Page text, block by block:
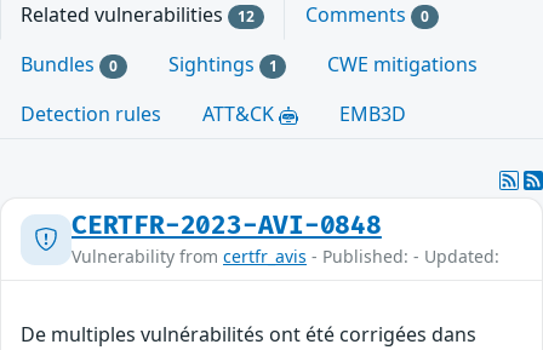
Related vulnerabilities 12 Comments 0
Bundles 0 Sightings 1
CWE mitigations
Detection rules
ATT&CK EMB3D
CERTFR-2023-AVI-0848
Vulnerability from certfr_avis - Published: - Updated:
De multiples vulnérabilités ont été corrigées dans